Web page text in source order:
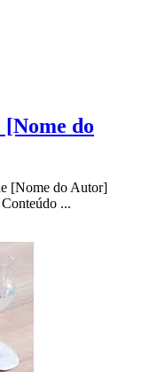
do
[Nome do Autor]
...